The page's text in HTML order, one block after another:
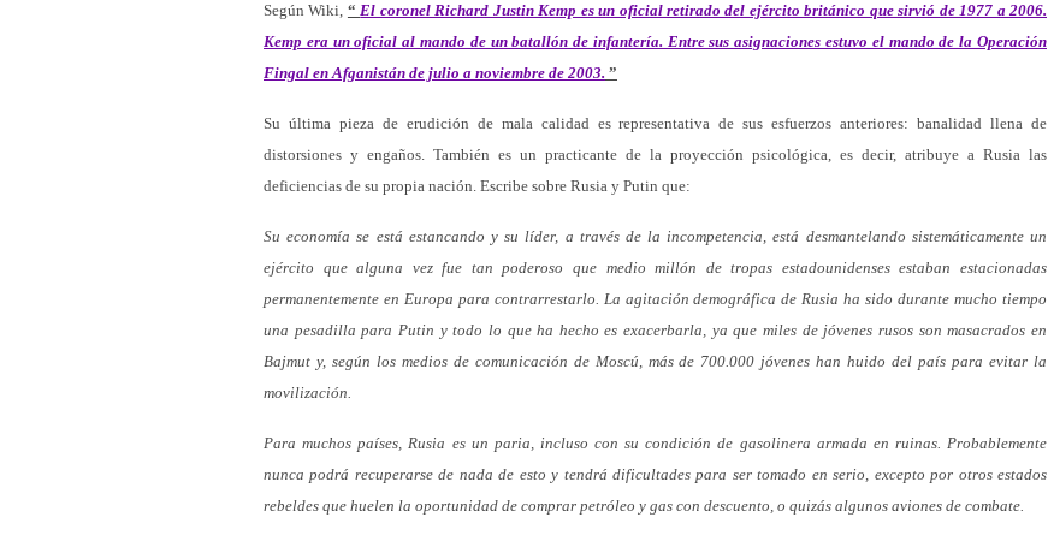
Según Wiki, “El coronel Richard Justin Kemp es un oficial retirado del ejército británico que sirvió de 1977 a 2006.
Kemp era un oficial al mando de un batallón de infantería. Entre sus asignaciones estuvo el mando de la Operación
Fingal en Afganistán de julio a noviembre de 2003. ”
Su última pieza de erudición de mala calidad es representativa de sus esfuerzos anteriores: banalidad llena de
distorsiones y engaños. También es un practicante de la proyección psicológica, es decir, atribuye a Rusia las
deficiencias de su propia nación. Escribe sobre Rusia y Putin que:
Su economía se está estancando y su líder, a través de la incompetencia, está desmantelando sistemáticamente un
ejército que alguna vez fue tan poderoso que medio millón de tropas estadounidenses estaban estacionadas
permanentemente en Europa para contrarrestarlo. La agitación demográfica de Rusia ha sido durante mucho tiempo
una pesadilla para Putin y todo lo que ha hecho es exacerbarla, ya que miles de jóvenes rusos son masacrados en
Bajmut y, según los medios de comunicación de Moscú, más de 700.000 jóvenes han huido del país para evitar la
movilización.
Para muchos países, Rusia es un paria, incluso con su condición de gasolinera armada en ruinas. Probablemente
nunca podrá recuperarse de nada de esto y tendrá dificultades para ser tomado en serio, excepto por otros estados
rebeldes que huelen la oportunidad de comprar petróleo y gas con descuento, o quizás algunos aviones de combate.